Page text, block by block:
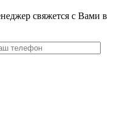
свяжется с Вами в